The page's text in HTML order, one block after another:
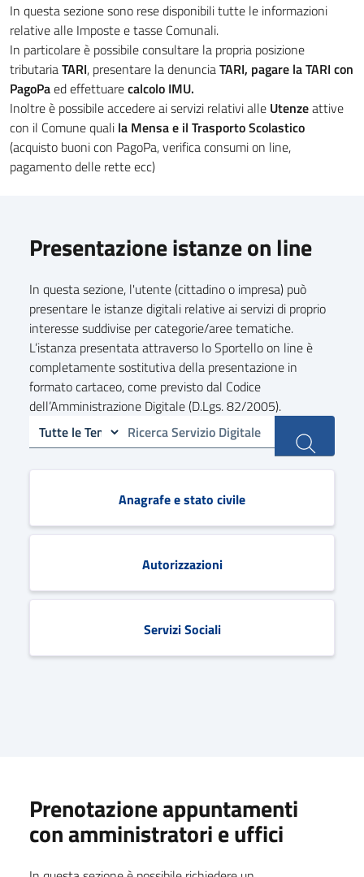
In questa sezione sono rese disponibili tutte le informazioni
relative alle Imposte e tasse Comunali.
In particolare è possibile consultare la propria posizione
tributariaTARI, presentare la denunciaTARI, pagare la TARI con
PagoPaed effettuarecalcolo IMU.
Inoltre è possibile accedere ai servizi relativi alle Utenzeattive
con il Comune quali la Mensa e il Trasporto Scolastico
(acquisto buoni con PagoPa, verifica consumi on line,
pagamento delle rette ecc)
Presentazione istanze on line
In questa sezione, l'utente (cittadino o impresa) può
presentare le istanze digitali relative ai servizi di proprio
interesse suddivise per categorie/aree tematiche.
L’istanza presentata attraverso lo Sportello on line è
completamente sostitutiva della presentazione in
formato cartaceo, come previsto dal Codice
dell’Amministrazione Digitale (D.Lgs. 82/2005).
Anagrafe e stato civile
Autorizzazioni
Servizi Sociali
Prenotazione appuntamenti
con amministratori e uffici